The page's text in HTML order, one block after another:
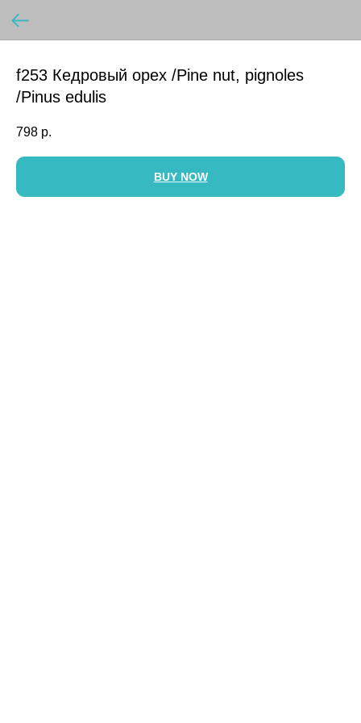
f253 Кедровый орех /Pine nut, pignoles
/Pinus edulis
798 р.
BUY NOW